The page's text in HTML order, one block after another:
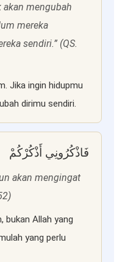
akan mengubah
mereka
sendiri.” (QS.
Jika ingin hidupmu
dirimu sendiri.
فَاذْكُرُونِي أَذْكُرْكُمْ
akan mengingat
bukan Allah yang
yang perlu